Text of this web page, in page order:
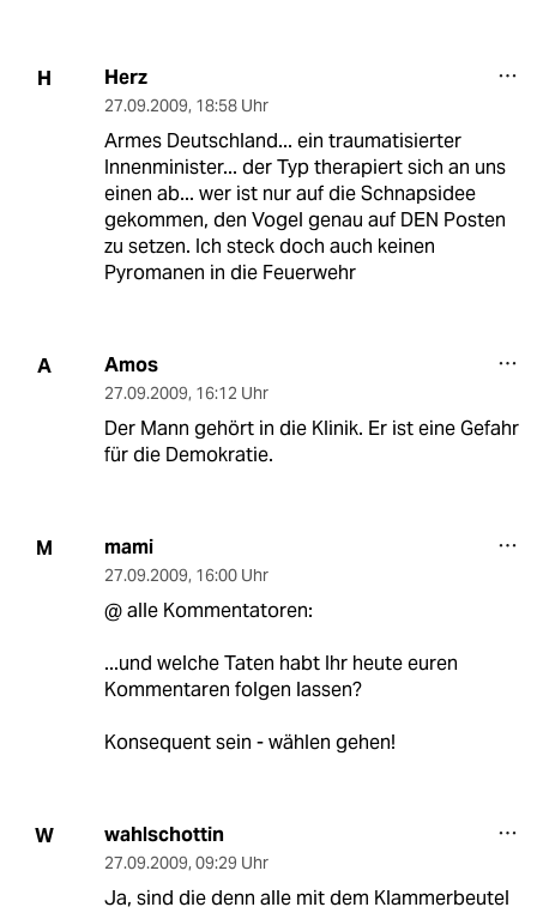
H Herz
27.09.2009, 18:58 Uhr
Armes Deutschland... ein traumatisierter
Innenminister... der Typ therapiert sich an uns
einen ab... wer ist nur auf die Schnapsidee
gekommen, den Vogel genau auf DEN Posten
zu setzen. Ich steck doch auch keinen
Pyromanen in die Feuerwehr
A Amos
27.09.2009, 16:12 Uhr
Der Mann gehört in die Klinik. Er ist eine Gefahr
für die Demokratie.
M mami
27.09.2009, 16:00 Uhr
@ alle Kommentatoren:
...und welche Taten habt Ihr heute euren
Kommentaren folgen lassen?
Konsequent sein - wählen gehen!
W wahlschottin
27.09.2009, 09:29 Uhr
Ja, sind die denn alle mit dem Klammerbeutel